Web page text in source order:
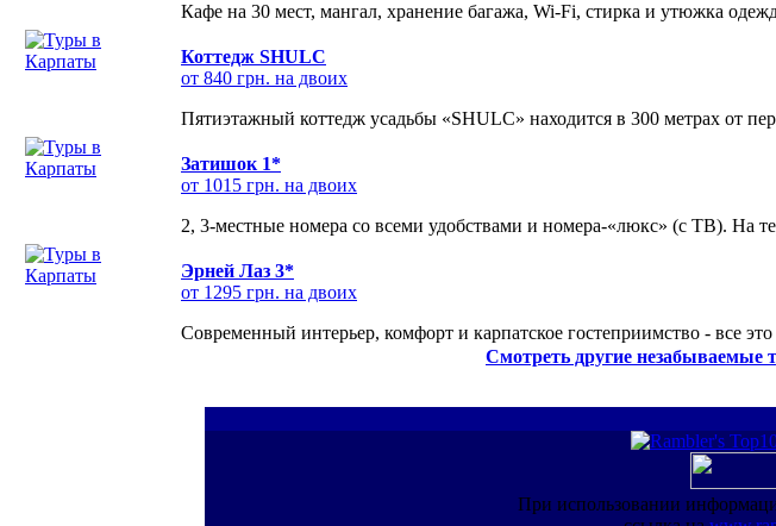
Кафе на 30 мест, мангал, хранение багажа, Wi-Fi, стирка и утюжка
Коттедж SHULC
от 840 грн. на двоих
Пятиэтажный коттедж усадьбы «SHULC» находится в 300 метрах от
Затишок 1*
от 1015 грн. на двоих
2, 3-местные номера со всеми удобствами и номера-«люкс» (с ТВ). На
Эрней Лаз 3*
от 1295 грн. на двоих
Современный интерьер, комфорт и карпатское гостеприимство - все
Смотреть другие незабываемые
При использовании